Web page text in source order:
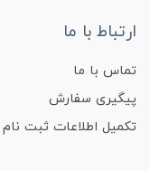
ارتباط با ما
تماس با ما
پیگیری سفارش
تکمیل اطلاعات ثبت نام